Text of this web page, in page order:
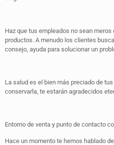
Haz que tus empleados no sean
productos. A menudo los clientes
consejo, ayuda para solucionar un
La salud es el bien más preciado de
conservarla, te estarán agradecidos
Entorno de venta y punto de contacto
Hace un momento te hemos hablado